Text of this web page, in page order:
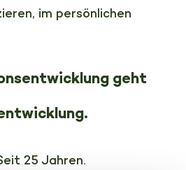
im persönlichen
geht
25 Jahren.